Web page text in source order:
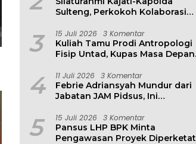
Sulteng, Perkokoh Kolaborasi
3 15 Juli 2026 3 Komentar
Kuliah Tamu Prodi Antropologi
Fisip Untad, Kupas Masa Depan
Lingkungan
4 11 Juli 2026 3 Komentar
Febrie Adriansyah Mundur dari
Jabatan JAM Pidsus, Ini
5 15 Juli 2026 3 Komentar
Pansus LHP BPK Minta
Pengawasan Proyek Diperketat